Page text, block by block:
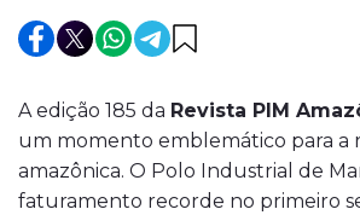
A edição 185 da Revista PIM
um momento emblemático para a
amazônica. O Polo Industrial de
faturamento recorde no primeiro